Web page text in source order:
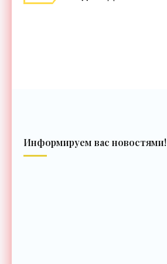
Информируем вас новостями!